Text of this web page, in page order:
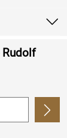
Rudolf